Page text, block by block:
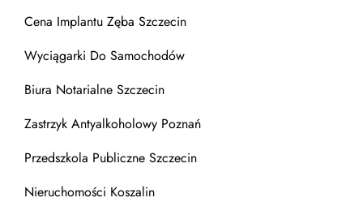
Cena Implantu Zęba Szczecin
Wyciągarki Do Samochodów
Biura Notarialne Szczecin
Zastrzyk Antyalkoholowy Poznań
Przedszkola Publiczne Szczecin
Nieruchomości Koszalin